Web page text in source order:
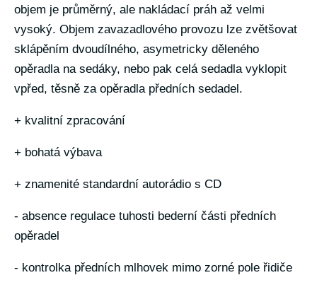
objem je průměrný, ale nakládací práh až velmi
vysoký. Objem zavazadlového provozu lze zvětšovat
sklápěním dvoudílného, asymetricky děleného
opěradla na sedáky, nebo pak celá sedadla vyklopit
vpřed, těsně za opěradla předních sedadel.
+ kvalitní zpracování
+ bohatá výbava
+ znamenité standardní autorádio s CD
- absence regulace tuhosti bederní části předních
opěradel
- kontrolka předních mlhovek mimo zorné pole řidiče